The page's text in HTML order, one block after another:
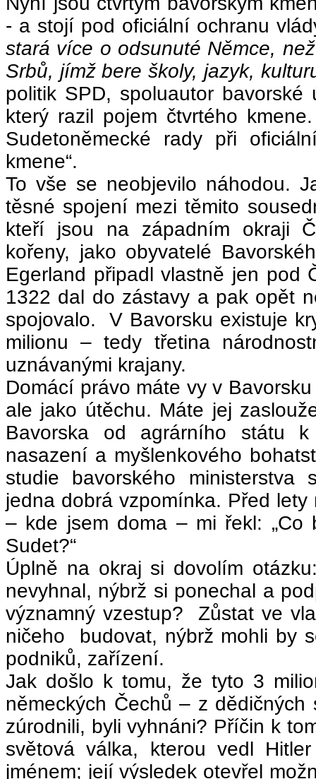
- a stojí pod oficiální ochranu
stará více o odsunuté Němce,
Srbů, jímž bere školy, jazyk,
politik SPD, spoluautor bavorské
který razil pojem čtvrtého
Sudetoněmecké rady při
kmene“.
To vše se neobjevilo náhodou.
těsné spojení mezi těmito
kteří jsou na západním okraji
kořeny, jako obyvatelé
Egerland připadl vlastně jen
1322 dal do zástavy a pak opět
spojovalo. V Bavorsku existuje
milionu – tedy třetina
uznávanými krajany.
Domácí právo máte vy v
ale jako útěchu. Máte jej
Bavorska od agrárního státu
nasazení a myšlenkového
studie bavorského ministerstva
jedna dobrá vzpomínka. Před
– kde jsem doma – mi řekl: „Co
Sudet?“
Úplně na okraj si dovolím
nevyhnal, nýbrž si ponechal a
významný vzestup? Zůstat ve
ničeho budovat, nýbrž mohli by
podniků, zařízení.
Jak došlo k tomu, že tyto 3
německých Čechů – z
zúrodnili, byli vyhnáni? Příčin k
světová válka, kterou vedl
jménem; její výsledek otevřel